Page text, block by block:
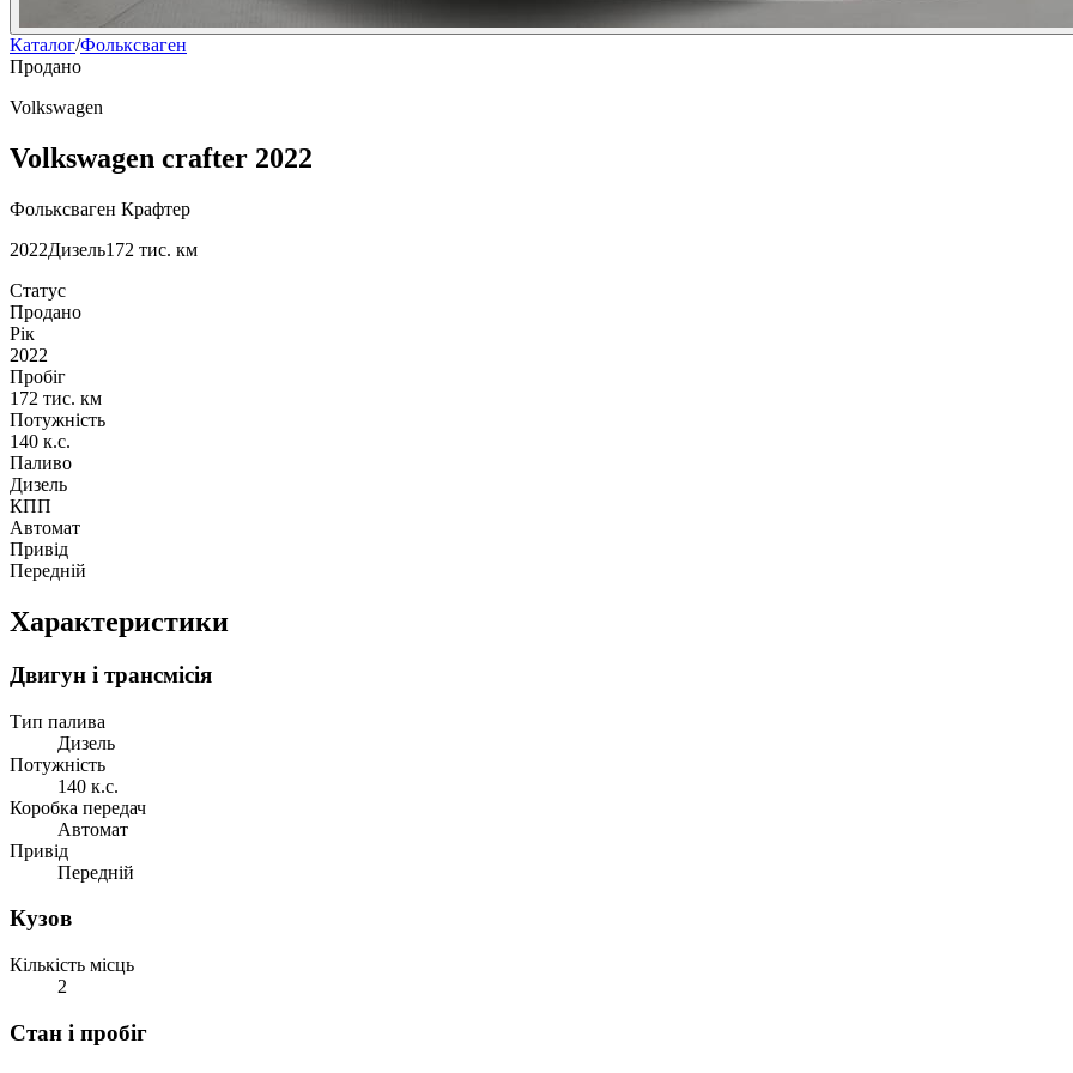
Каталог/Фольксваген
Продано
Volkswagen
Volkswagen crafter 2022
Фольксваген Крафтер
2022Дизель172 тис. км
Статус
Продано
Рік
2022
Пробіг
172 тис. км
Потужність
140 к.с.
Паливо
Дизель
КПП
Автомат
Привід
Передній
Характеристики
Двигун і трансмісія
Тип палива
Дизель
Потужність
140 к.с.
Коробка передач
Автомат
Привід
Передній
Кузов
Кількість місць
2
Стан і пробіг